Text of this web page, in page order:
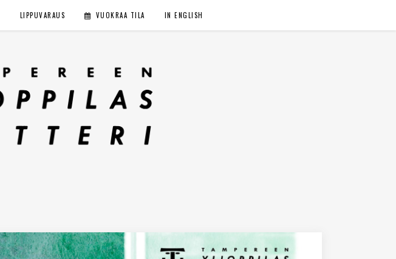
LIPPUVARAUS VUOKRAA TILA IN ENGLISH